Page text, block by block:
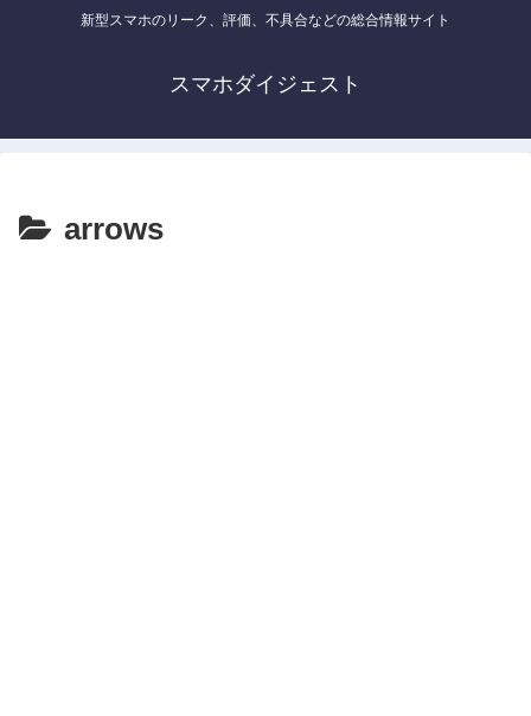
新型スマホのリーク、評価、不具合などの総合情報サイト
スマホダイジェスト
arrows